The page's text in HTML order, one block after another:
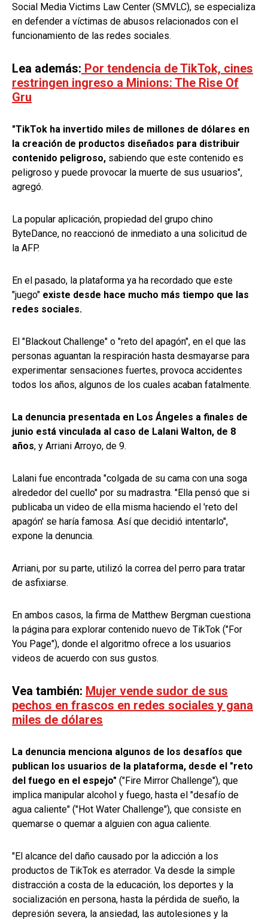
Social Media Victims Law Center (SMVLC), se especializa
en defender a víctimas de abusos relacionados con el
funcionamiento de las redes sociales.
Lea además: Por tendencia de TikTok, cines
restringen ingreso a Minions: The Rise Of
Gru
"TikTok ha invertido miles de millones de dólares en
la creación de productos diseñados para distribuir
contenido peligroso, sabiendo que este contenido es
peligroso y puede provocar la muerte de sus usuarios",
agregó.
La popular aplicación, propiedad del grupo chino
ByteDance, no reaccionó de inmediato a una solicitud de
la AFP.
En el pasado, la plataforma ya ha recordado que este
"juego" existe desde hace mucho más tiempo que las
redes sociales.
El "Blackout Challenge" o "reto del apagón", en el que las
personas aguantan la respiración hasta desmayarse para
experimentar sensaciones fuertes, provoca accidentes
todos los años, algunos de los cuales acaban fatalmente.
La denuncia presentada en Los Ángeles a finales de
junio está vinculada al caso de Lalani Walton, de 8
años, y Arriani Arroyo, de 9.
Lalani fue encontrada "colgada de su cama con una soga
alrededor del cuello" por su madrastra. "Ella pensó que si
publicaba un video de ella misma haciendo el 'reto del
apagón' se haría famosa. Así que decidió intentarlo",
expone la denuncia.
Arriani, por su parte, utilizó la correa del perro para tratar
de asfixiarse.
En ambos casos, la firma de Matthew Bergman cuestiona
la página para explorar contenido nuevo de TikTok ("For
You Page"), donde el algoritmo ofrece a los usuarios
videos de acuerdo con sus gustos.
Vea también: Mujer vende sudor de sus
pechos en frascos en redes sociales y gana
miles de dólares
La denuncia menciona algunos de los desafíos que
publican los usuarios de la plataforma, desde el "reto
del fuego en el espejo" ("Fire Mirror Challenge"), que
implica manipular alcohol y fuego, hasta el "desafío de
agua caliente" ("Hot Water Challenge"), que consiste en
quemarse o quemar a alguien con agua caliente.
"El alcance del daño causado por la adicción a los
productos de TikTok es aterrador. Va desde la simple
distracción a costa de la educación, los deportes y la
socialización en persona, hasta la pérdida de sueño, la
depresión severa, la ansiedad, las autolesiones y la